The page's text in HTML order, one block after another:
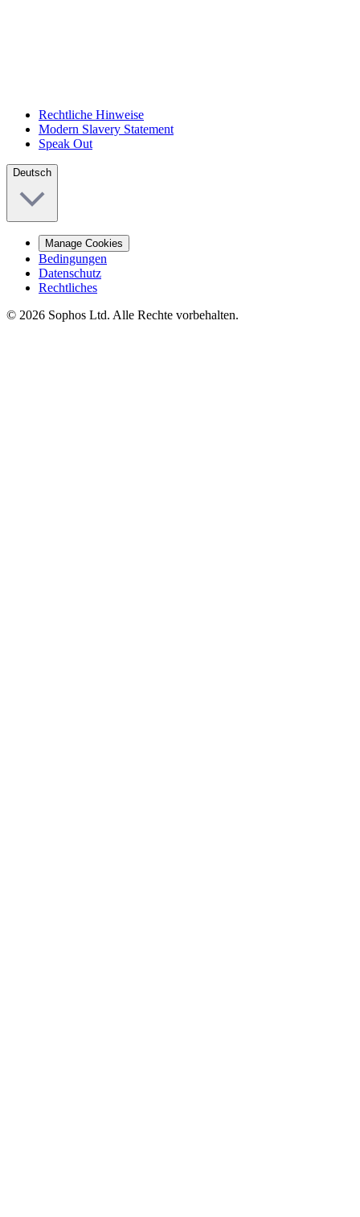
Rechtliche Hinweise
Modern Slavery Statement
Speak Out
Deutsch
Manage Cookies
Bedingungen
Datenschutz
Rechtliches
© 2026 Sophos Ltd. Alle Rechte vorbehalten.